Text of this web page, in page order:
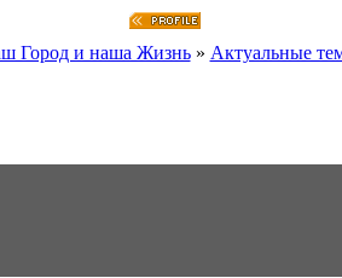
Город и наша Жизнь » Актуальные